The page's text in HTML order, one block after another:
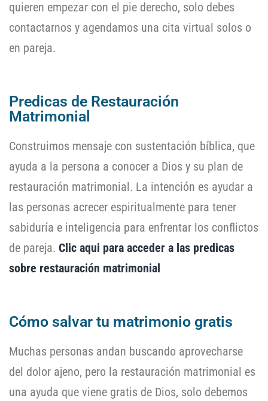
quieren empezar con el pie derecho, solo debes
contactarnos y agendamos una cita virtual solos o
en pareja.
Predicas de Restauración
Matrimonial
Construimos mensaje con sustentación bíblica, que
ayuda a la persona a conocer a Dios y su plan de
restauración matrimonial. La intención es ayudar a
las personas acrecer espiritualmente para tener
sabiduría e inteligencia para enfrentar los conflictos
de pareja. Clic aqui para acceder a las predicas
sobre restauración matrimonial
Cómo salvar tu matrimonio gratis
Muchas personas andan buscando aprovecharse
del dolor ajeno, pero la restauración matrimonial es
una ayuda que viene gratis de Dios, solo debemos